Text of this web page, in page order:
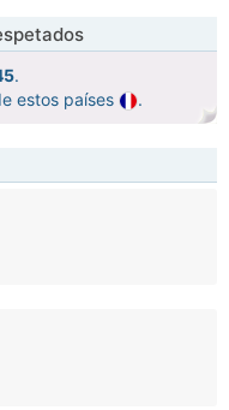
.
estos países
.